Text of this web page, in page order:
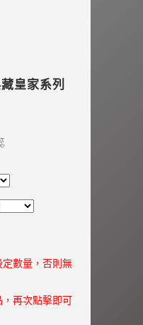
皇家系列
數量，否則無
再次點擊即可